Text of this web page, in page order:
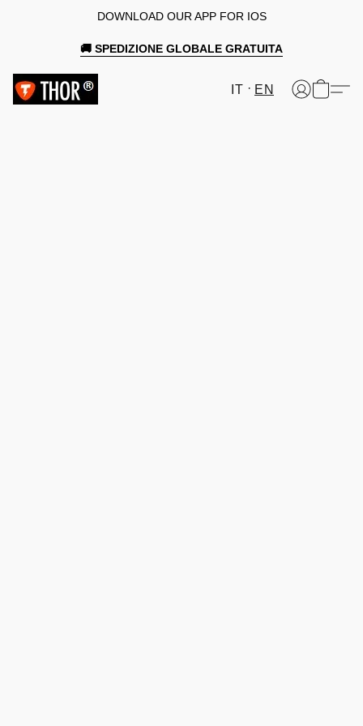
DOWNLOAD OUR APP FOR IOS
🚚 SPEDIZIONE GLOBALE GRATUITA
IT EN